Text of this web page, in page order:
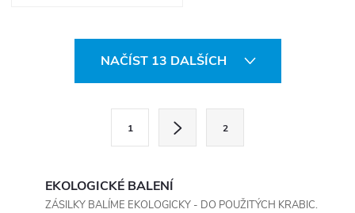
NAČÍST 13 DALŠÍCH
1 2
EKOLOGICKÉ BALENÍ
ZÁSILKY BALÍME EKOLOGICKY - DO POUŽITÝCH KRABIC.